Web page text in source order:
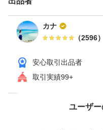
カナ
（2596）
安心取引出品者
取引実績99+
ユーザ
価格の相談